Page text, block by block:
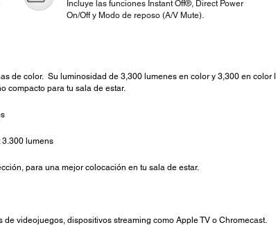
Incluye las funciones Instant Off®, Direct Power
On/Off y Modo de reposo (A/V Mute).
de color. Su luminosidad de 3,300 lumenes en color y 3,300 en
compacto para tu sala de estar.
3.300 lumens
para una mejor colocación en tu sala de estar.
videojuegos, dispositivos streaming como Apple TV o Chromecast.